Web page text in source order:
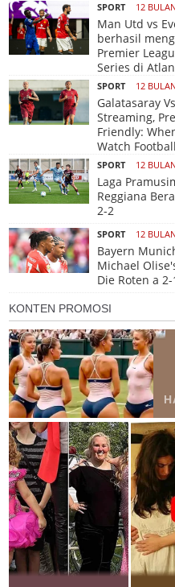
SPORT 12
Man Utd vs
berhasil
Premier
Series di
SPORT 12
Galatasaray
Streaming,
Friendly:
Watch
SPORT 12
Laga
Reggiana
2-2
SPORT 12
Bayern
Michael
Die Roten a